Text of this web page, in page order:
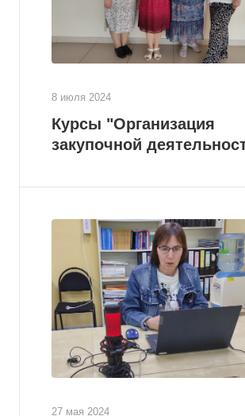
8 июля 2024
Курсы "Организация
закупочной
27 мая 2024